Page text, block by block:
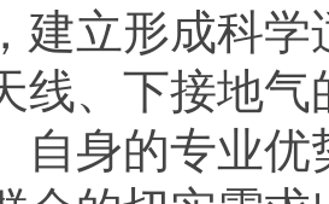
建立形成科
线、下接地
自身的专业